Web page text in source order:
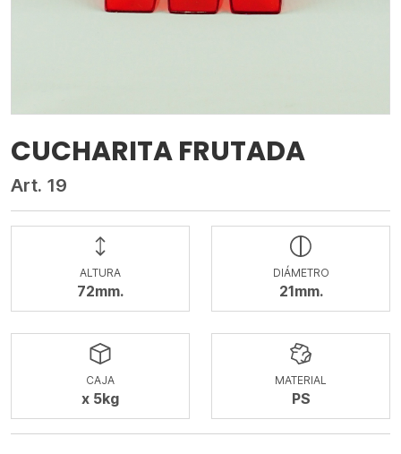
CUCHARITA FRUTADA
Art. 19
ALTURA
72mm.
DIÁMETRO
21mm.
CAJA
x 5kg
MATERIAL
PS